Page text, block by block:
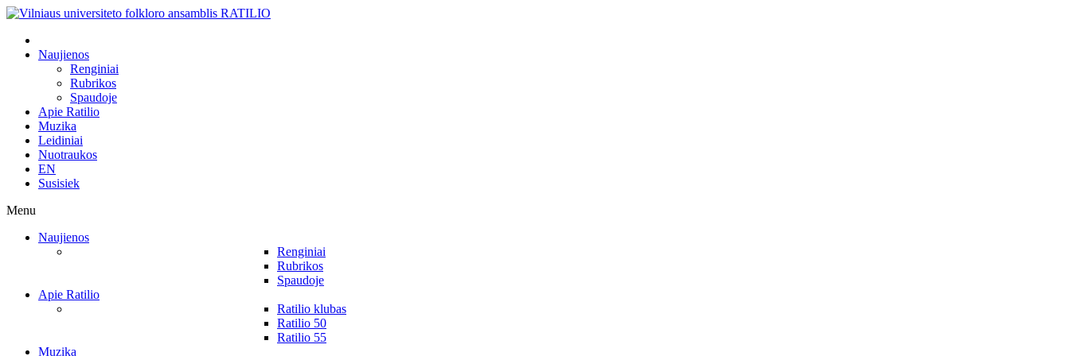
Naujienos
Renginiai
Rubrikos
Spaudoje
Apie Ratilio
Muzika
Leidiniai
Nuotraukos
EN
Susisiek
Menu
Naujienos
Renginiai
Rubrikos
Spaudoje
Apie Ratilio
Ratilio klubas
Ratilio 50
Ratilio 55
Muzika